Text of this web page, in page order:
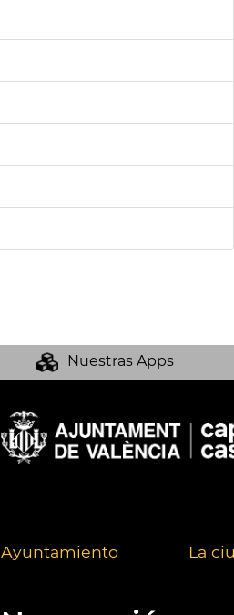
Nuestras Apps
Ayuntamiento La